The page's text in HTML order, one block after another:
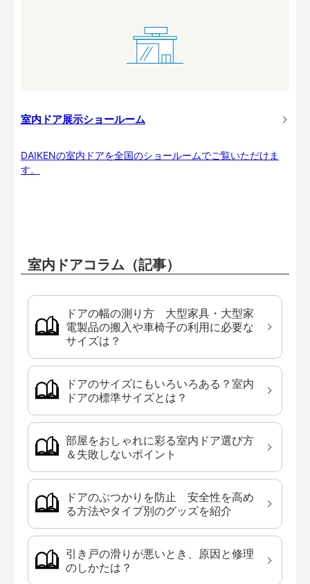
室内ドア展示ショールーム
DAIKENの室内ドアを全国のショールームでご覧いただけま
す。
室内ドアコラム（記事）
ドアの幅の測り方 大型家具・大型家
電製品の搬入や車椅子の利用に必要な
サイズは？
ドアのサイズにもいろいろある？室内
ドアの標準サイズとは？
部屋をおしゃれに彩る室内ドア選び方
＆失敗しないポイント
ドアのぶつかりを防止 安全性を高め
る方法やタイプ別のグッズを紹介
引き戸の滑りが悪いとき、原因と修理
のしかたは？